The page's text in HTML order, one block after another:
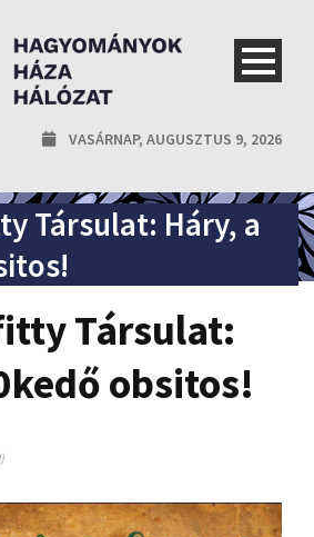
VASÁRNAP, AUGUSZTUS 9, 2026
Társulat: Háry, a
Társulat:
obsitos!